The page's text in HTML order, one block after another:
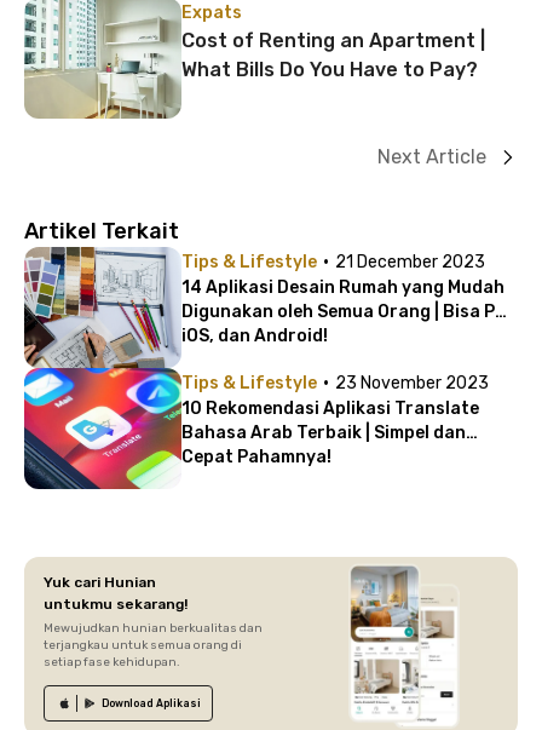
Expats
Cost of Renting an Apartment |
What Bills Do You Have to Pay?
Next Article
Artikel Terkait
Tips & Lifestyle · 21 December 2023
14 Aplikasi Desain Rumah yang Mudah
Digunakan oleh Semua Orang | Bisa PC,
iOS, dan Android!
Tips & Lifestyle · 23 November 2023
10 Rekomendasi Aplikasi Translate
Bahasa Arab Terbaik | Simpel dan
Cepat Pahamnya!
Yuk cari Hunian
untukmu sekarang!
Mewujudkan hunian berkualitas dan
terjangkau untuk semua orang di
setiap fase kehidupan.
Download Aplikasi